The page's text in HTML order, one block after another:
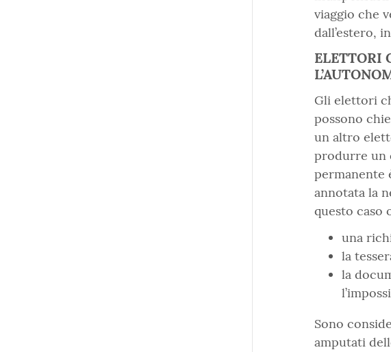
viaggio che
dall’estero,
ELETTORI
Gli elettori
possono
un altro
produrre un
permanente
annotata la
questo caso
una
la
la
Sono
amputati